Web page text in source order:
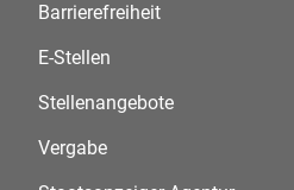
Barrierefreiheit
E-Stellen
Stellenangebote
Vergabe